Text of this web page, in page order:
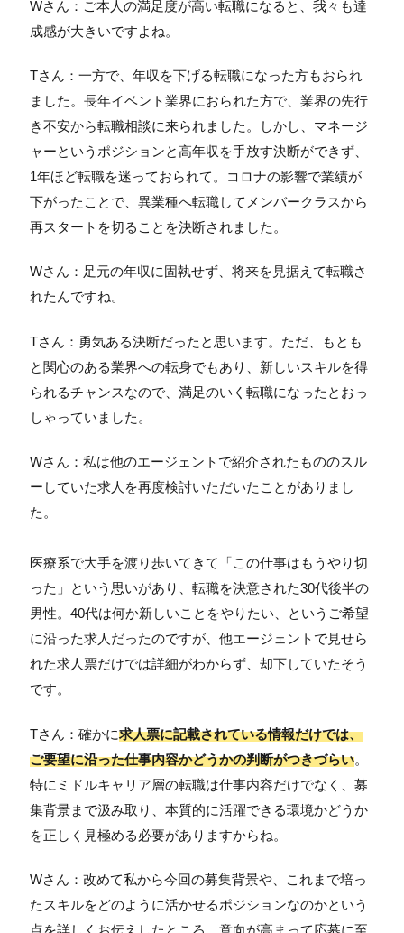
Wさん：ご本人の満足度が高い転職になると、我々も達
成感が大きいですよね。
Tさん：一方で、年収を下げる転職になった方もおられ
ました。長年イベント業界におられた方で、業界の先行
き不安から転職相談に来られました。しかし、マネージ
ャーというポジションと高年収を手放す決断ができず、
1年ほど転職を迷っておられて。コロナの影響で業績が
下がったことで、異業種へ転職してメンバークラスから
再スタートを切ることを決断されました。
Wさん：足元の年収に固執せず、将来を見据えて転職さ
れたんですね。
Tさん：勇気ある決断だったと思います。ただ、もとも
と関心のある業界への転身でもあり、新しいスキルを得
られるチャンスなので、満足のいく転職になったとおっ
しゃっていました。
Wさん：私は他のエージェントで紹介されたもののスル
ーしていた求人を再度検討いただいたことがありまし
た。
医療系で大手を渡り歩いてきて「この仕事はもうやり切
った」という思いがあり、転職を決意された30代後半の
男性。40代は何か新しいことをやりたい、というご希望
に沿った求人だったのですが、他エージェントで見せら
れた求人票だけでは詳細がわからず、却下していたそう
です。
Tさん：確かに求人票に記載されている情報だけでは、
ご要望に沿った仕事内容かどうかの判断がつきづらい。
特にミドルキャリア層の転職は仕事内容だけでなく、募
集背景まで汲み取り、本質的に活躍できる環境かどうか
を正しく見極める必要がありますからね。
Wさん：改めて私から今回の募集背景や、これまで培っ
たスキルをどのように活かせるポジションなのかという